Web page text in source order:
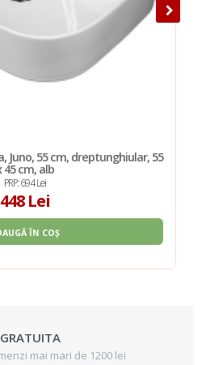
Juno, 55 cm, dreptunghiular, 55
45 cm, alb
PRP: 694 Lei
448 Lei
ÎN COȘ
mai mari de 1200 lei